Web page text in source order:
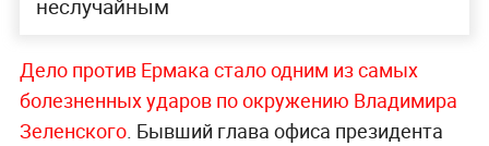
неслучайным
Дело против Ермака стало одним из самых
болезненных ударов по окружению Владимира
Зеленского. Бывший глава офиса президента